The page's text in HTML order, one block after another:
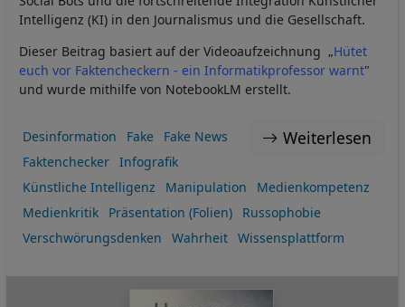
Intelligenz (KI) in den Journalismus und die Gesellschaft.
Dieser Beitrag basiert auf der Videoaufzeichnung „Hütet
euch vor Faktencheckern - ein Informatikprofessor warnt"
und wurde mithilfe von NotebookLM erstellt.
Weiterlesen
Desinformation Fake
Fake News
Faktenchecker
Infografik
Künstliche Intelligenz
Manipulation
Medienkompetenz
Medienkritik
Präsentation (Folien)
Russophobie
Verschwörungsdenken
Wahrheit Wissensplattform